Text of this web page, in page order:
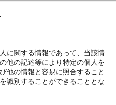
に関する情報であって、当該情
他の記述等により特定の個人を
他の情報と容易に照合すること
識別することができることとな